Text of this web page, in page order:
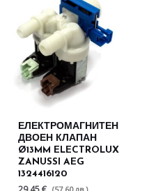
ЕЛЕКТРОМАГНИТЕН
ДВОЕН КЛАПАН
Ø13MM ELECTROLUX
ZANUSSI AEG
1324416120